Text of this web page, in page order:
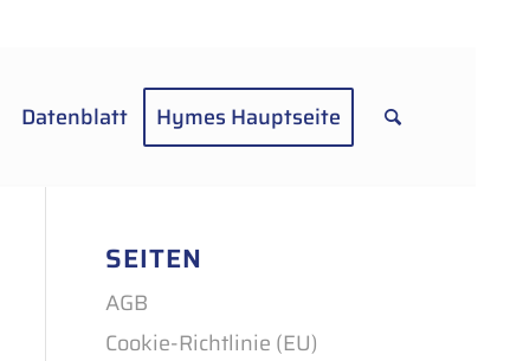
Datenblatt Hymes Hauptseite
SEITEN
AGB
Cookie-Richtlinie (EU)